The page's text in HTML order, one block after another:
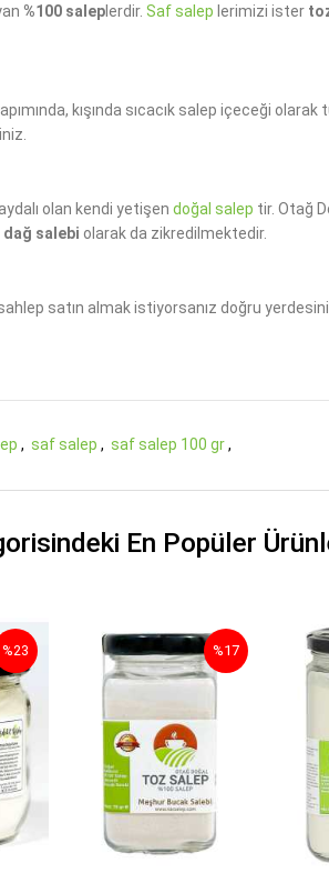
%100 saleplerdir. Saf salep lerimizi ister
kışında sıcacık salep içeceği
olan kendi yetişen doğal salep tir. Otağ
dağ salebi olarak da zikredilmektedir.
satın almak istiyorsanız doğru
, saf salep , saf salep 100 gr,
En Popüler
%23 %17